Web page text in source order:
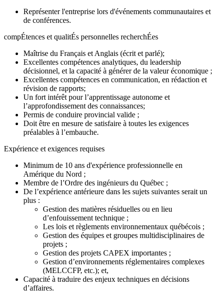
Représenter l'entreprise lors d'événements communautaires et
de conférences.
compÉtences et qualitÉs personnelles recherchÉes
Maîtrise du Français et Anglais (écrit et parlé);
Excellentes compétences analytiques, du leadership
décisionnel, et la capacité à générer de la valeur économique ;
Excellentes compétences en communication, en rédaction et
révision de rapports;
Un fort intérêt pour l’apprentissage autonome et
l’approfondissement des connaissances;
Permis de conduire provincial valide ;
Doit être en mesure de satisfaire à toutes les exigences
préalables à l’embauche.
Expérience et exigences requises
Minimum de 10 ans d'expérience professionnelle en
Amérique du Nord ;
Membre de l’Ordre des ingénieurs du Québec ;
De l’expérience antérieure dans les sujets suivantes serait un
plus :
Gestion des matières résiduelles ou en lieu
d’enfouissement technique ;
Les lois et règlements environnementaux québécois ;
Gestion des équipes et groupes multidisciplinaires de
projets ;
Gestion des projets CAPEX importantes ;
Gestion d’environnements réglementaires complexes
(MELCCFP, etc.); et,
Capacité à traduire des enjeux techniques en décisions
d’affaires.